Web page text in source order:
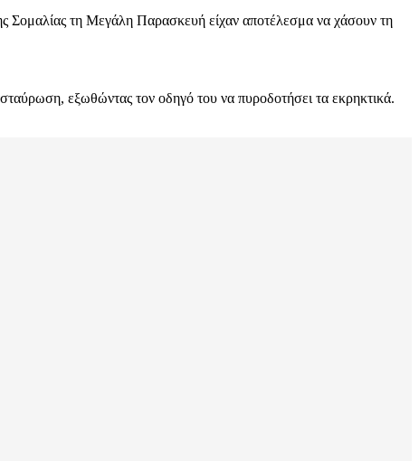
Σομαλίας τη Μεγάλη Παρασκευή είχαν αποτέλεσμα να χάσουν τη
εξωθώντας τον οδηγό του να πυροδοτήσει τα εκρηκτικά.